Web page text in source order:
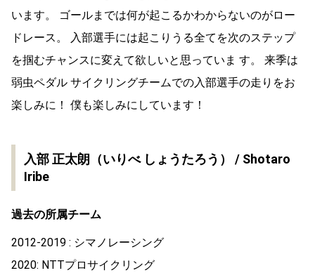
います。 ゴールまでは何が起こるかわからないのがロー
ドレース。 入部選手には起こりうる全てを次のステップ
を掴むチャンスに変えて欲しいと思っていま す。 来季は
弱虫ペダル サイクリングチームでの入部選手の走りをお
楽しみに！ 僕も楽しみにしています！
入部 正太朗（いりべ しょうたろう） / Shotaro
Iribe
過去の所属チーム
2012-2019 : シマノレーシング
2020: NTTプロサイクリング